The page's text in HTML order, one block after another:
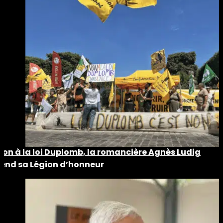
à la loi Duplomb, la romancière Agnès Ludig
sa Légion d’honneur